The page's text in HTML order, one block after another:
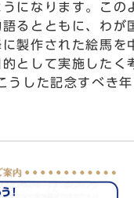
になります。こ
るとともに、わ
製作された絵馬を
として実施したく
した記念すべき